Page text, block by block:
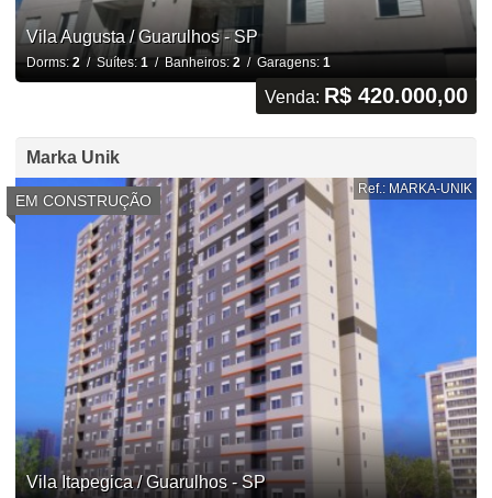
Vila Augusta / Guarulhos - SP
Dorms: 2/ Suítes:1/ Banheiros: 2/ Garagens: 1
Venda: R$ 420.000,00
Marka Unik
EM CONSTRUÇÃO
Ref.: MARKA-UNIK
Vila Itapegica / Guarulhos - SP